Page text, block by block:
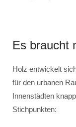
Es braucht
Holz entwickelt
für den urbanen
Innenstädten
Stichpunkten: